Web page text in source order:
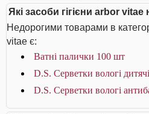
Які засоби гігієни arbor
Недорогими товарами в
vitae є:
Ватні палички 100 шт
D.S. Серветки вологі
D.S. Серветки вологі